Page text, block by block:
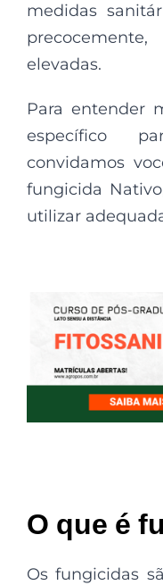
medidas
elevadas.
Para entender
específico
convidamos
fungicida
utilizar
O que é
Os fungicidas